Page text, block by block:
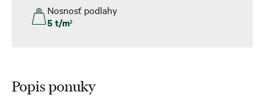
Nosnosť podlahy
5 t/m2
Popis ponuky